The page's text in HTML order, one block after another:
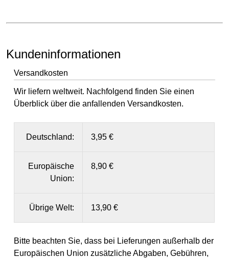
Kundeninformationen
Versandkosten
Wir liefern weltweit. Nachfolgend finden Sie einen
Überblick über die anfallenden Versandkosten.
Deutschland: 3,95 €
Europäische
Union:
8,90 €
Übrige Welt: 13,90 €
Bitte beachten Sie, dass bei Lieferungen außerhalb der
Europäischen Union zusätzliche Abgaben, Gebühren,